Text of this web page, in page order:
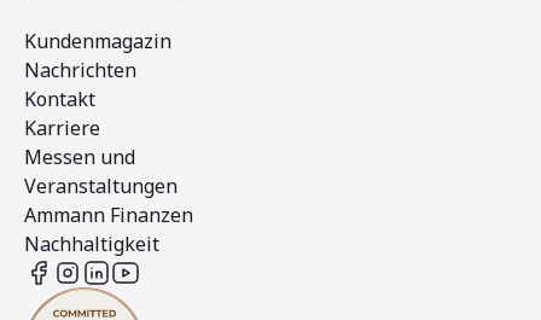
Kundenmagazin
Nachrichten
Kontakt
Karriere
Messen und
Veranstaltungen
Ammann Finanzen
Nachhaltigkeit